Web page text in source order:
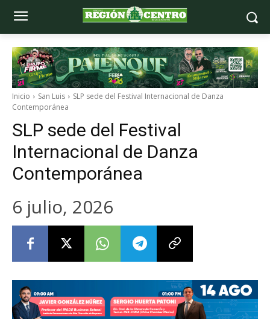
Inicio San Luis
SLP sede del Festival Internacional de Danza
Contemporánea
SLP sede del Festival
Internacional de Danza
Contemporánea
6 julio, 2026